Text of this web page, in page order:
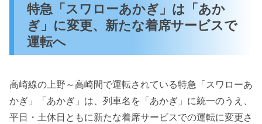
特急「スワローあかぎ」は「あか
ぎ」に変更、新たな着席サービスで
運転へ
高崎線の上野～高崎間で運転されている特急「スワローあ
かぎ」「あかぎ」は、列車名を「あかぎ」に統一のうえ、
平日・土休日ともに新たな着席サービスでの運転に変更さ